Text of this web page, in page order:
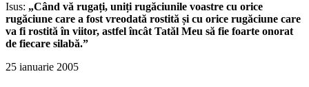
Isus: „Când vă rugați, uniți rugăciunile voastre cu orice
rugăciune care a fost vreodată rostită și cu orice rugăciune care
va fi rostită în viitor, astfel încât Tatăl Meu să fie foarte onorat
de fiecare silabă.”
25 ianuarie 2005